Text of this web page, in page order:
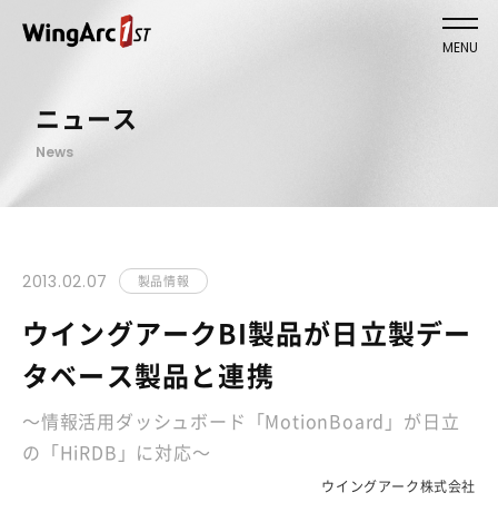
MENU
ニュース
News
2013.02.07 製品情報
ウイングアークBI製品が日立製デー
タベース製品と連携
～情報活用ダッシュボード「MotionBoard」が日立
の「HiRDB」に対応～
ウイングアーク株式会社